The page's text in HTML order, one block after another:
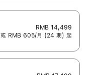
RMB 14,499
或 RMB 605/月 (24 期) 起